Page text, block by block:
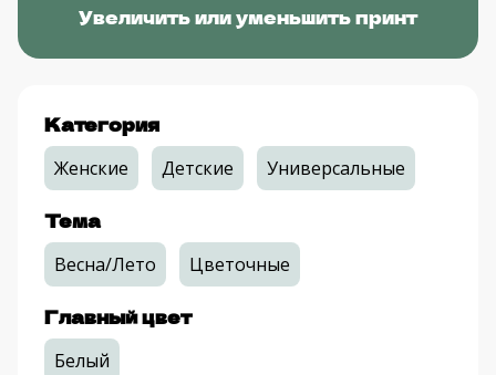
Увеличить или уменьшить принт
Категория
Женские Детские Универсальные
Тема
Весна/Лето Цветочные
Главный цвет
Белый